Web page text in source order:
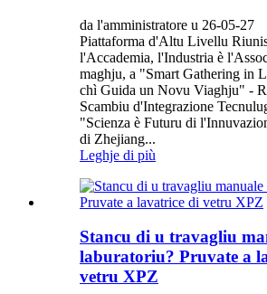
da l'amministratore u 26-05-27
Piattaforma d'Altu Livellu
l'Accademia, l'Industria è
maghju, a "Smart Gathering in
chì Guida un Novu Viaghju" -
Scambiu d'Integrazione
"Scienza è Futuru di
di Zhejiang...
Leghje di più
Stancu di u travagliu
laburatoriu? Pruvate a
vetru XPZ